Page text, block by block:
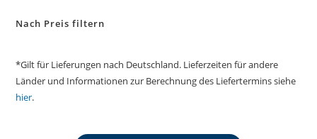
Nach Preis filtern
*Gilt für Lieferungen nach Deutschland. Lieferzeiten für andere
Länder und Informationen zur Berechnung des Liefertermins siehe
hier.